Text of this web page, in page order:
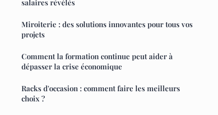
salaires révélés
Miroiterie : des solutions innovantes pour tous vos
projets
Comment la formation continue peut aider à
dépasser la crise économique
Racks d'occasion : comment faire les meilleurs
choix ?